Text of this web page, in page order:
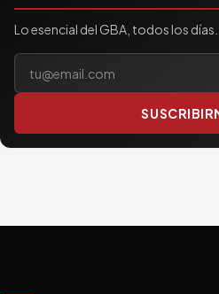
Lo esencial del GBA, todos los días.
Tu correo electrónico